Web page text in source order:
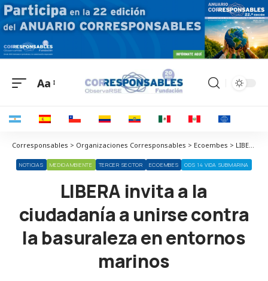
Aa
Corresponsables > Organizaciones Corresponsables > Ecoembes > LIBERA invita a la ciudadanía a unirse contra la basuraleza en entornos marinos
NOTICIAS MEDIOAMBIENTE TERCER SECTOR ECOEMBES ODS 14 VIDA SUBMARINA
LIBERA invita a la
ciudadanía a unirse contra
la basuraleza en entornos
marinos